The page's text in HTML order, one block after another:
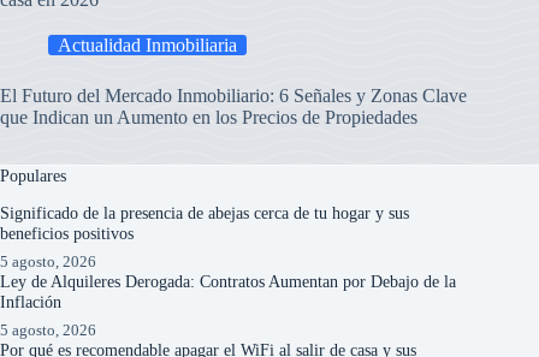
Actualidad Inmobiliaria
El Futuro del Mercado Inmobiliario: 6 Señales y Zonas Clave
que Indican un Aumento en los Precios de Propiedades
Populares
Significado de la presencia de abejas cerca de tu hogar y sus
beneficios positivos
5 agosto, 2026
Ley de Alquileres Derogada: Contratos Aumentan por Debajo de la
Inflación
5 agosto, 2026
Por qué es recomendable apagar el WiFi al salir de casa y sus